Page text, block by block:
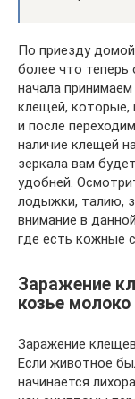
По приезду
более что
начала
клещей, которые,
и после
наличие клещей
зеркала вам
удобней.
лодыжки, талию,
внимание в
где есть кожные
Заражение
козье молоко
Заражение
Если животное
начинается